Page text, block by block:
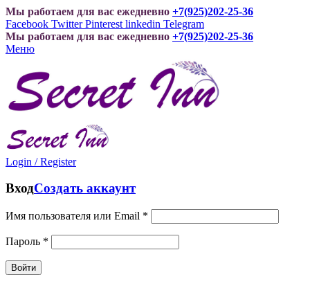
Мы работаем для вас ежедневно +7(925)202-25-36
Facebook Twitter Pinterest linkedin Telegram
Мы работаем для вас ежедневно +7(925)202-25-36
Меню
Login / Register
ВходСоздать аккаунт
Имя пользователя или Email *
Пароль *
Войти